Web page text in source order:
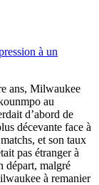
à un
ans, Milwaukee
au
d’abord de
décevante face à
et son taux
pas étranger à
départ, malgré
à remanier